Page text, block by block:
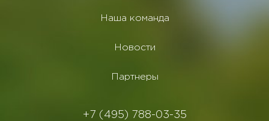
Наша команда
Новости
Партнеры
+7 (495) 788-03-35